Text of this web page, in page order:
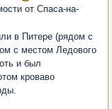
от Спаса-на-
в Питере (рядом с
с местом Ледового
и был
кроваво